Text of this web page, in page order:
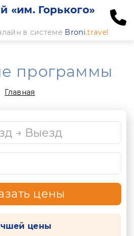
«им. Горького»
в системе Broni.travel
программы
Главная
цены
цены